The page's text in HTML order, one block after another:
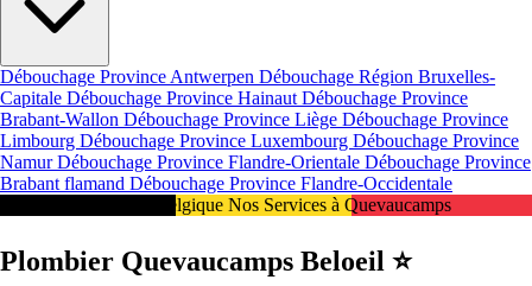
Débouchage Province Antwerpen Débouchage Région Bruxelles-
Capitale Débouchage Province Hainaut Débouchage Province
Brabant-Wallon Débouchage Province Liège Débouchage Province
Limbourg Débouchage Province Luxembourg Débouchage Province
NamurDébouchage Province Flandre-Orientale Débouchage Province
Brabant flamand Débouchage Province Flandre-Occidentale
Intervention 24/7 en Belgique Nos Services à Quevaucamps
Plombier Quevaucamps Beloeil ⭐️